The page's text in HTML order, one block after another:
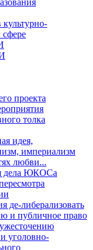
сфере
проекта
толка
идея,
империализм
любви...
дела ЮКОСа
де-либерализовать
и публичное право
уголовно-